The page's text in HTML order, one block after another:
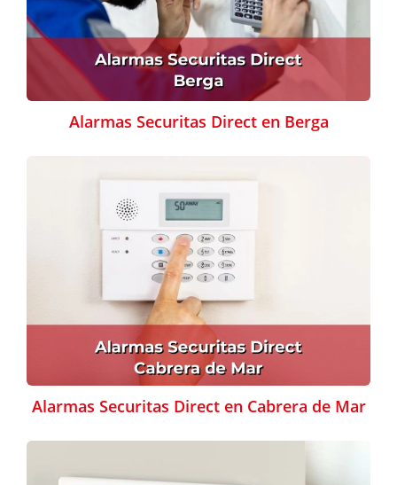
Alarmas Securitas Direct en Berga
Alarmas Securitas Direct en Cabrera de Mar